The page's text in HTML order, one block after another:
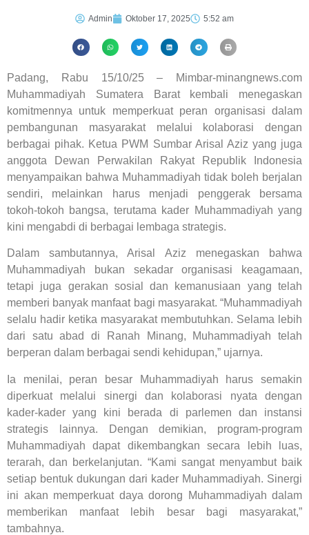
Admin Oktober 17, 2025 5:52 am
Padang, Rabu 15/10/25 – Mimbar-minangnews.com
Muhammadiyah Sumatera Barat kembali menegaskan
komitmennya untuk memperkuat peran organisasi dalam
pembangunan masyarakat melalui kolaborasi dengan
berbagai pihak. Ketua PWM Sumbar Arisal Aziz yang juga
anggota Dewan Perwakilan Rakyat Republik Indonesia
menyampaikan bahwa Muhammadiyah tidak boleh berjalan
sendiri, melainkan harus menjadi penggerak bersama
tokoh-tokoh bangsa, terutama kader Muhammadiyah yang
kini mengabdi di berbagai lembaga strategis.
Dalam sambutannya, Arisal Aziz menegaskan bahwa
Muhammadiyah bukan sekadar organisasi keagamaan,
tetapi juga gerakan sosial dan kemanusiaan yang telah
memberi banyak manfaat bagi masyarakat. “Muhammadiyah
selalu hadir ketika masyarakat membutuhkan. Selama lebih
dari satu abad di Ranah Minang, Muhammadiyah telah
berperan dalam berbagai sendi kehidupan,” ujarnya.
Ia menilai, peran besar Muhammadiyah harus semakin
diperkuat melalui sinergi dan kolaborasi nyata dengan
kader-kader yang kini berada di parlemen dan instansi
strategis lainnya. Dengan demikian, program-program
Muhammadiyah dapat dikembangkan secara lebih luas,
terarah, dan berkelanjutan. “Kami sangat menyambut baik
setiap bentuk dukungan dari kader Muhammadiyah. Sinergi
ini akan memperkuat daya dorong Muhammadiyah dalam
memberikan manfaat lebih besar bagi masyarakat,”
tambahnya.